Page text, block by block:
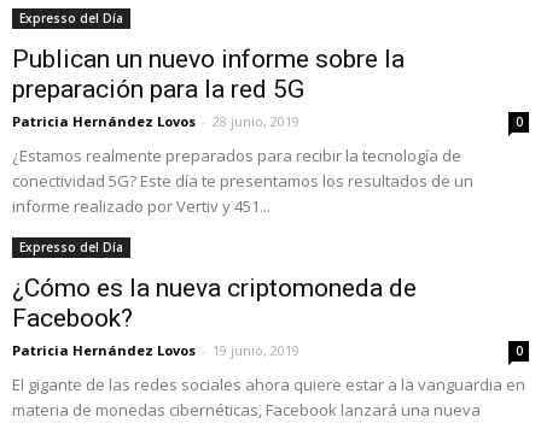
Expresso del Día
Publican un nuevo informe sobre la
preparación para la red 5G
Patricia Hernández Lovos - 28 junio, 2019 0
¿Estamos realmente preparados para recibir la tecnología de
conectividad 5G? Este día te presentamos los resultados de un
informe realizado por Vertiv y 451...
Expresso del Día
¿Cómo es la nueva criptomoneda de
Facebook?
Patricia Hernández Lovos - 19 junio, 2019 0
El gigante de las redes sociales ahora quiere estar a la vanguardia en
materia de monedas cibernéticas, Facebook lanzará una nueva